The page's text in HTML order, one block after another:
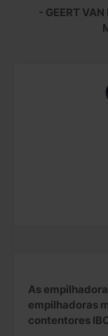
- GEERT
As
empilhadoras
contentores